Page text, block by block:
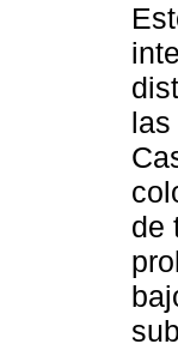
las
de